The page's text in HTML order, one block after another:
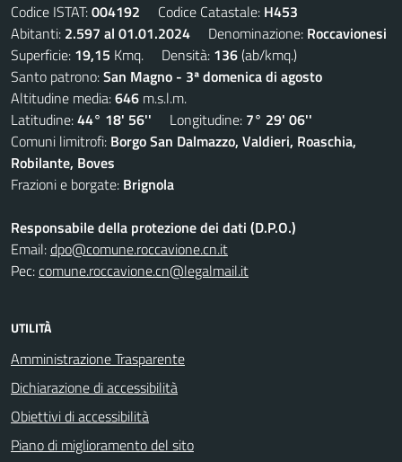
Codice ISTAT:004192 Codice Catastale: H453
Abitanti: 2.597 al 01.01.2024 Denominazione: Roccavionesi
Superficie: 19,15 Kmq. Densità: 136(ab/kmq.)
Santo patrono:San Magno - 3ª domenica di agosto
Altitudine media:646 m.s.l.m.
Latitudine:44° 18' 56'' Longitudine: 7° 29' 06''
Comuni limitrofi: Borgo San Dalmazzo, Valdieri, Roaschia,
Robilante, Boves
Frazioni e borgate: Brignola
Responsabile della protezione dei dati (D.P.O.)
Email:dpo@comune.roccavione.cn.it
Pec:comune.roccavione.cn@legalmail.it
UTILITÀ
Amministrazione Trasparente
Dichiarazione di accessibilità
Obiettivi di accessibilità
Piano di miglioramento del sito